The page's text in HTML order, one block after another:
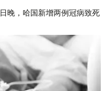
晚，哈国新增两例冠病致死